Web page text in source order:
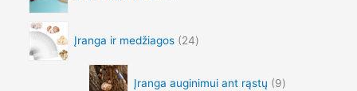
Įranga ir medžiagos 24
Įranga auginimui ant rąstų 9